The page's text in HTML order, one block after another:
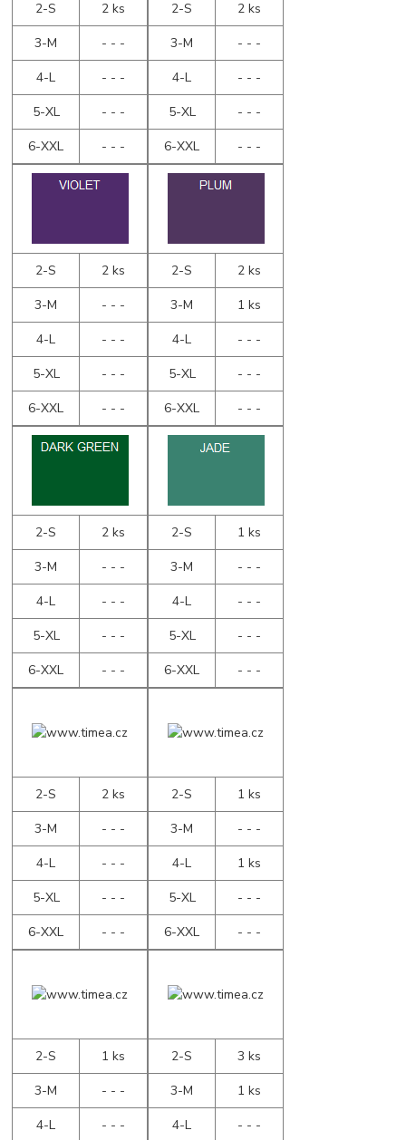
2-S
2 ks
3-M
- - -
4-L
- - -
5-XL
- - -
6-XXL
- - -
2-S
2 ks
3-M
- - -
4-L
- - -
5-XL
- - -
6-XXL
- - -
2-S
2 ks
3-M
- - -
4-L
- - -
5-XL
- - -
6-XXL
- - -
2-S
2 ks
3-M
1 ks
4-L
- - -
5-XL
- - -
6-XXL
- - -
2-S
2 ks
3-M
- - -
4-L
- - -
5-XL
- - -
6-XXL
- - -
2-S
1 ks
3-M
- - -
4-L
- - -
5-XL
- - -
6-XXL
- - -
2-S
2 ks
3-M
- - -
4-L
- - -
5-XL
- - -
6-XXL
- - -
2-S
1 ks
3-M
- - -
4-L
1 ks
5-XL
- - -
6-XXL
- - -
2-S
1 ks
3-M
- - -
4-L
- - -
2-S
3 ks
3-M
1 ks
4-L
- - -